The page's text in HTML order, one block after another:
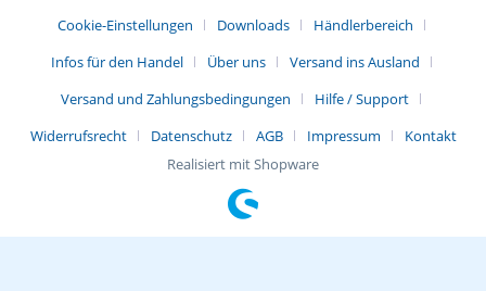
Cookie-Einstellungen Downloads
Händlerbereich
Infos für den Handel
Über uns
Versand ins Ausland
Versand und Zahlungsbedingungen
Hilfe / Support
Widerrufsrecht
Datenschutz AGB Impressum
Kontakt
Realisiert mit Shopware